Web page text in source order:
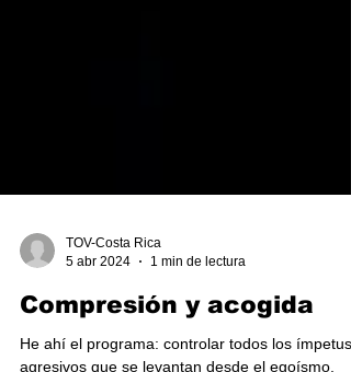
5 abr 2024
1 min de lectura
Compresión y acogida